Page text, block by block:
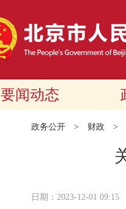
要闻动态
政务公开 > 财政 >
日期：2023-12-01 09:15